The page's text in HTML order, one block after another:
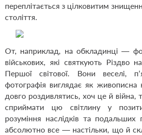
переплітається з цілковитим
століття.
От, наприклад, на обкладинці —
військових, які святкують Різдво
Першої світової. Вони веселі,
фотографія виглядає як
довго роздивлятись, хоч це й
сприймати цю світлину у
розуміння наслідків та
абсолютно все — настільки, що й